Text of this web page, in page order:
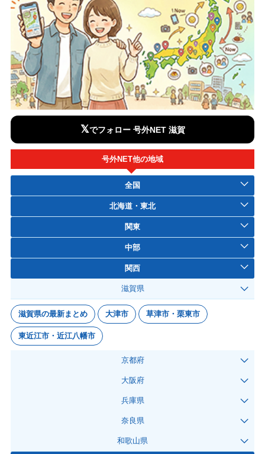
𝕏でフォロー 号外NET 滋賀
号外NET他の地域
全国
北海道・東北
関東
中部
関西
滋賀県
滋賀県の最新まとめ 大津市 草津市・栗東市
東近江市・近江八幡市
京都府
大阪府
兵庫県
奈良県
和歌山県